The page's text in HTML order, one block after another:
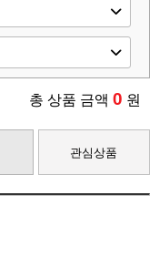
총 상품 금액 0 원
관심상품